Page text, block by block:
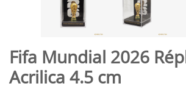
Fifa Mundial 2026
Acrilica 4.5 cm